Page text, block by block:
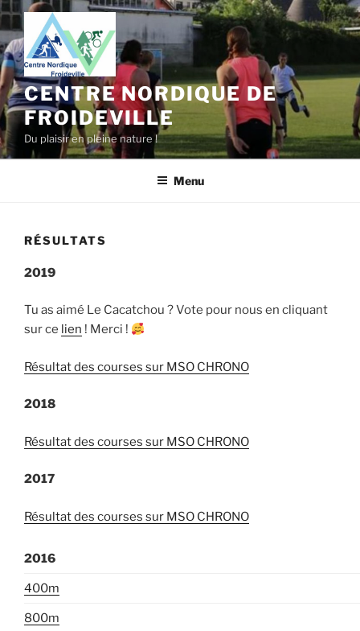
Aller
au
contenu
principal
CENTRE NORDIQUE DE
FROIDEVILLE
Du plaisir en pleine nature !
Menu
RÉSULTATS
2019
Tu as aimé Le Cacatchou ? Vote pour nous en cliquant
sur ce lien ! Merci !
Résultat des courses sur MSO CHRONO
2018
Résultat des courses sur MSO CHRONO
2017
Résultat des courses sur MSO CHRONO
2016
400m
800m